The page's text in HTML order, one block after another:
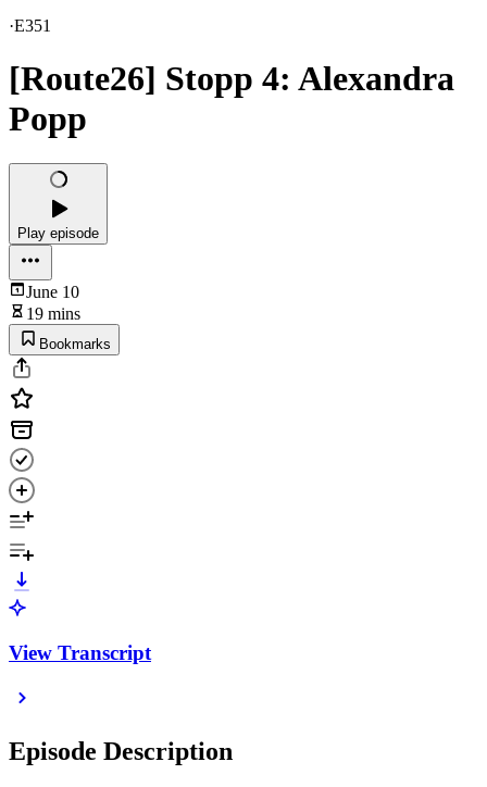
·E351
[Route26] Stopp 4: Alexandra
Popp
Play episode
June 10
19 mins
Bookmarks
View Transcript
Episode Description